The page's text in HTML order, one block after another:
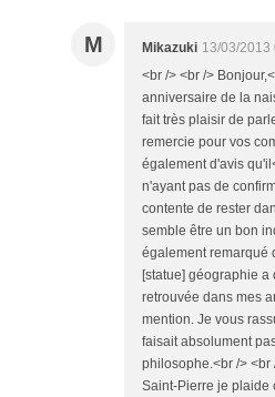
M Mikazuki 13/03/2013
<br /> <br />
anniversaire de la
fait très plaisir de
remercie pour vos
également d'avis
n'ayant pas de
contente de rester
semble être un bon
également remarqué
[statue] géographie
retrouvée dans mes
mention. Je vous
faisait absolument
philosophe.<br /> <br
Saint-Pierre je plaide